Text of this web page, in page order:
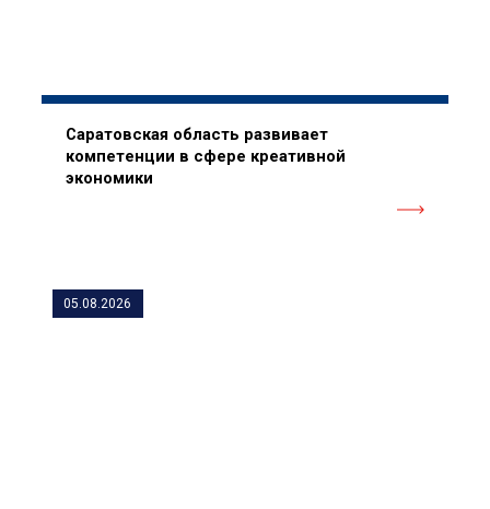
Саратовская область развивает
компетенции в сфере креативной
экономики
05.08.2026